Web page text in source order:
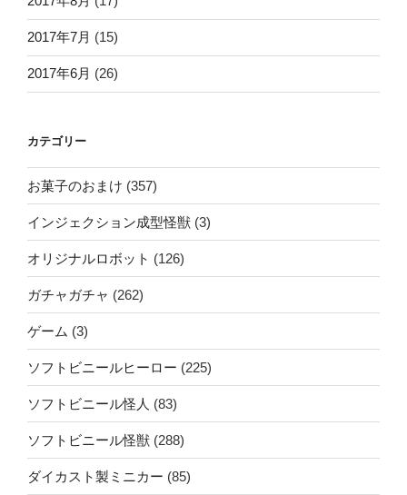
2017年7月 (15)
2017年6月 (26)
カテゴリー
お菓子のおまけ (357)
インジェクション成型怪獣 (3)
オリジナルロボット (126)
ガチャガチャ (262)
ゲーム (3)
ソフトビニールヒーロー (225)
ソフトビニール怪人 (83)
ソフトビニール怪獣 (288)
ダイカスト製ミニカー (85)